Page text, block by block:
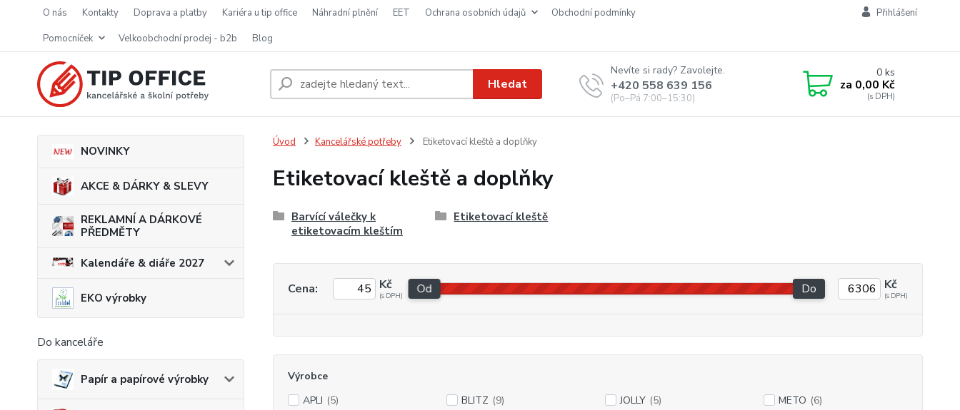
o nás kontakty doprava a platby kariéra u tip office náhradní plnění EET ochrana osobních údajů
obchodní podmínky
pomocníček
velkoobchodní prodej - b2b blog
Přihlášení
Hledat
Nevíte si rady? Zavolejte.
+420 558 639 156
(Po–Pá 7:00–15:30)
0ks
za 0,00 Kč
NOVINKY
AKCE & DÁRKY & SLEVY
REKLAMNÍ A DÁRKOVÉ
PŘEDMĚTY
Kalendáře & diáře 2027
EKO výrobky
Do kanceláře
Papír a papírové výrobky
Úvod Kancelářské potřeby Etiketovací kleště a doplňky
Etiketovací kleště a doplňky
Barvící válečky k
etiketovacím kleštím
Etiketovací kleště
Cena: Kč Od Do Kč
Výrobce
APLI (5) BLITZ (9) JOLLY (5) METO (6)